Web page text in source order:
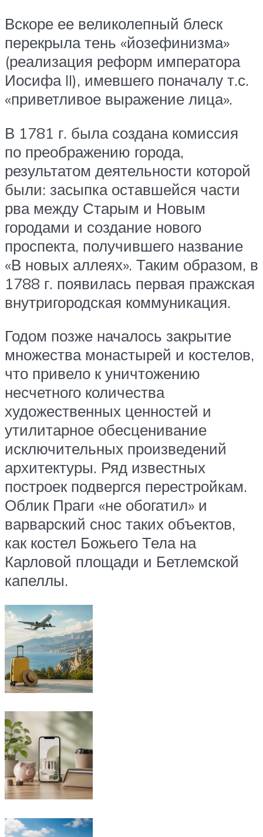
Вскоре ее великолепный блеск
перекрыла тень «йозефинизма»
(реализация реформ императора
Иосифа II), имевшего поначалу т.с.
«приветливое выражение лица».
В 1781 г. была создана комиссия
по преображению города,
результатом деятельности которой
были: засыпка оставшейся части
рва между Старым и Новым
городами и создание нового
проспекта, получившего название
«В новых аллеях». Таким образом, в
1788 г. появилась первая пражская
внутригородская коммуникация.
Годом позже началось закрытие
множества монастырей и костелов,
что привело к уничтожению
несчетного количества
художественных ценностей и
утилитарное обесценивание
исключительных произведений
архитектуры. Ряд известных
построек подвергся перестройкам.
Облик Праги «не обогатил» и
варварский снос таких объектов,
как костел Божьего Тела на
Карловой площади и Бетлемской
капеллы.